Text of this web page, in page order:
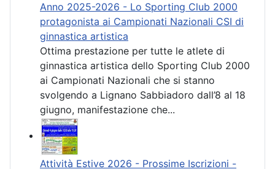
Anno 2025-2026 - Lo Sporting Club 2000
protagonista ai Campionati Nazionali CSI di
ginnastica artistica
Ottima prestazione per tutte le atlete di
ginnastica artistica dello Sporting Club 2000
ai Campionati Nazionali che si stanno
svolgendo a Lignano Sabbiadoro dall’8 al 18
giugno, manifestazione che...
Attività Estive 2026 - Prossime Iscrizioni -